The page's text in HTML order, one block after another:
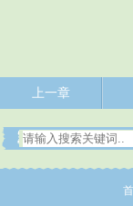
上一章